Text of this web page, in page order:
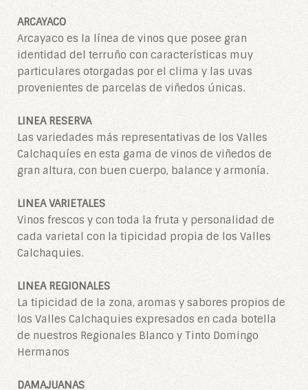
ARCAYACO
Arcayaco es la línea de vinos que posee gran
identidad del terruño con características muy
particulares otorgadas por el clima y las uvas
provenientes de parcelas de viñedos únicas.
LINEA RESERVA
Las variedades más representativas de los Valles
Calchaquíes en esta gama de vinos de viñedos de
gran altura, con buen cuerpo, balance y armonía.
LINEA VARIETALES
Vinos frescos y con toda la fruta y personalidad de
cada varietal con la tipicidad propia de los Valles
Calchaquies.
LINEA REGIONALES
La tipicidad de la zona, aromas y sabores propios de
los Valles Calchaquies expresados en cada botella
de nuestros Regionales Blanco y Tinto Domingo
Hermanos
DAMAJUANAS